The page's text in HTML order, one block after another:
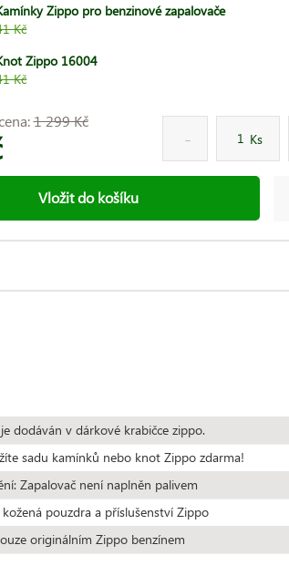
Zippo pro benzinové zapalovače
Kč
Zippo 16004
Kč
1 299 Kč
Ks
Vložit do košíku
dodáván v dárkové krabičce zippo.
sadu kamínků nebo knot Zippo zdarma!
Zapalovač není naplněn palivem
pouzdra a příslušenství Zippo
originálním Zippo benzínem